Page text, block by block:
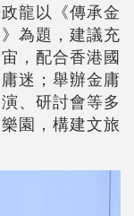
龍以《傳承金
為題，建議充
，配合香港國
迷；舉辦金庸
、研討會等多
園，構建文旅